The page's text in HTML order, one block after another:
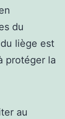
du
liège est
protéger la
au